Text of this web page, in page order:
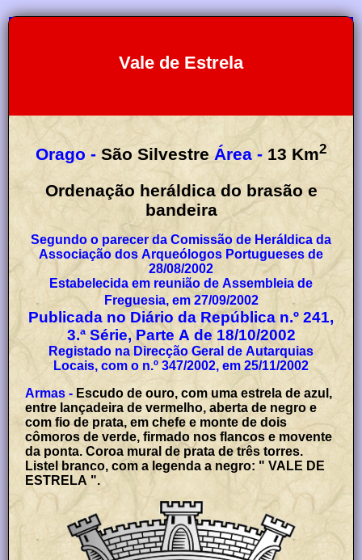
Vale de Estrela
Orago - São Silvestre Área - 13 Km2
Ordenação heráldica do brasão e
bandeira
Segundo o parecer da Comissão de Heráldica da
Associação dos Arqueólogos Portugueses de
28/08/2002
Estabelecida em reunião de Assembleia de
Freguesia, em 27/09/2002
Publicada no Diário da República n.º 241,
3.ª Série, Parte A de 18/10/2002
Registado na Direcção Geral de Autarquias
Locais, com o n.º 347/2002, em 25/11/2002
Armas - Escudo de ouro, com uma estrela de azul,
entre lançadeira de vermelho, aberta de negro e
com fio de prata, em chefe e monte de dois
cômoros de verde, firmado nos flancos e movente
da ponta. Coroa mural de prata de três torres.
Listel branco, com a legenda a negro: " VALE DE
ESTRELA ".